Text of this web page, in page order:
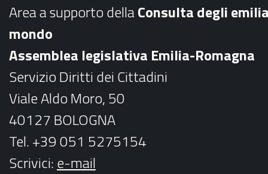
o
k
r
a
m
Area a supporto dellaConsulta degli
mondo
Assemblea legislativa Emilia-Romagna
Servizio Diritti dei Cittadini
Viale Aldo Moro, 50
40127 BOLOGNA
Tel. +39 051 5275154
Scrivici:e-mail